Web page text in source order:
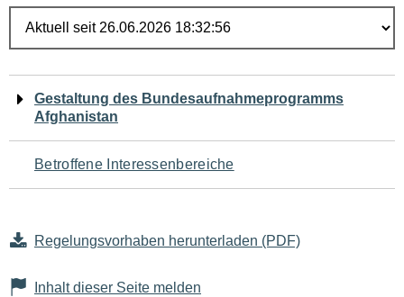
Navigation
für
den
Gestaltung des Bundesaufnahmeprogramms
Afghanistan
Betroffene Interessenbereiche
Regelungsvorhaben herunterladen (PDF)
Inhalt dieser Seite melden